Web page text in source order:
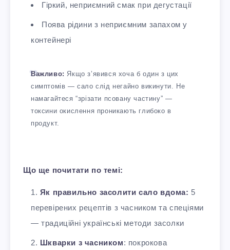
Гіркий, неприємний смак при дегустації
Поява рідини з неприємним запахом у
контейнері
Важливо: Якщо з’явився хоча б один з цих
симптомів — сало слід негайно викинути. Не
намагайтеся “зрізати псовану частину” —
токсини окислення проникають глибоко в
продукт.
Що ще почитати по темі:
Як правильно засолити сало вдома: 5
перевірених рецептів з часником та спеціями
— традиційні українські методи засолки
Шкварки з часником: покрокова